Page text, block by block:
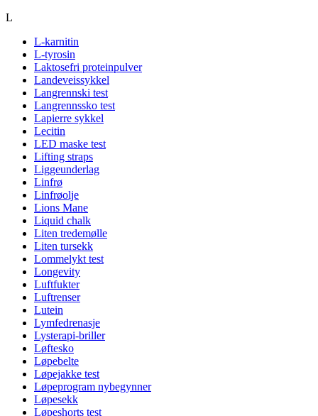
L
L-karnitin
L-tyrosin
Laktosefri proteinpulver
Landeveissykkel
Langrennski test
Langrennssko test
Lapierre sykkel
Lecitin
LED maske test
Lifting straps
Liggeunderlag
Linfrø
Linfrøolje
Lions Mane
Liquid chalk
Liten tredemølle
Liten tursekk
Lommelykt test
Longevity
Luftfukter
Luftrenser
Lutein
Lymfedrenasje
Lysterapi-briller
Løftesko
Løpebelte
Løpejakke test
Løpeprogram nybegynner
Løpesekk
Løpeshorts test